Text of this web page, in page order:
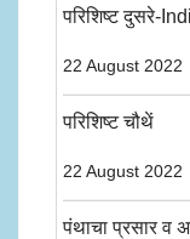
परिशिष्ट दुसरे-
22 August 2022
परिशिष्ट चौथें
22 August 2022
पंथाचा प्रसार व